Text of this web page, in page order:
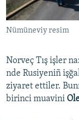
Українською
QOŞULIÑIZ!
RFE/RS bütün
Nümüneviy resim
Norveç Tış işler
nde Rusiyeniñ
ziyaret ettiler.
birinci muavini